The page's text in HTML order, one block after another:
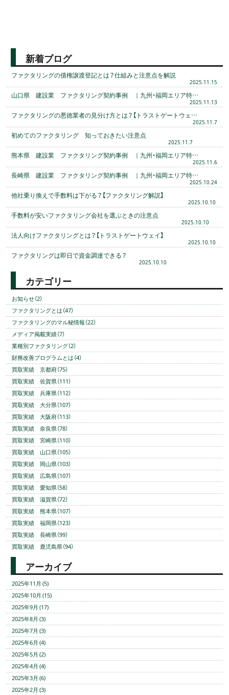
新着ブログ
ファクタリングの債権譲渡登記とは？仕組みと注意点を解説
2025.11.15
山口県 建設業 ファクタリング契約事例 ｜九州・福岡エリア特…
2025.11.13
ファクタリングの悪徳業者の見分け方とは？【トラストゲートウェ…
2025.11.7
初めてのファクタリング 知っておきたい注意点
2025.11.7
熊本県 建設業 ファクタリング契約事例 ｜九州・福岡エリア特…
2025.11.6
長崎県 建設業 ファクタリング契約事例 ｜九州・福岡エリア特…
2025.10.24
他社乗り換えで手数料は下がる？【ファクタリング解説】
2025.10.10
手数料が安いファクタリング会社を選ぶときの注意点
2025.10.10
法人向けファクタリングとは？【トラストゲートウェイ】
2025.10.10
ファクタリングは即日で資金調達できる？
2025.10.10
カテゴリー
お知らせ（2）
ファクタリングとは（47）
ファクタリングのマル秘情報（22）
メディア掲載実績（7）
業種別ファクタリング（2）
財務改善プログラムとは（4）
買取実績 京都府（75）
買取実績 佐賀県（111）
買取実績 兵庫県（112）
買取実績 大分県（107）
買取実績 大阪府（113）
買取実績 奈良県（78）
買取実績 宮崎県（110）
買取実績 山口県（105）
買取実績 岡山県（103）
買取実績 広島県（107）
買取実績 愛知県（58）
買取実績 滋賀県（72）
買取実績 熊本県（107）
買取実績 福岡県（123）
買取実績 長崎県（99）
買取実績 鹿児島県（94）
アーカイブ
2025年11月 (5)
2025年10月 (15)
2025年9月 (17)
2025年8月 (3)
2025年7月 (3)
2025年6月 (4)
2025年5月 (2)
2025年4月 (4)
2025年3月 (6)
2025年2月 (3)